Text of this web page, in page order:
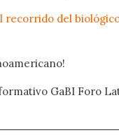
recorrido del
GaBI Foro